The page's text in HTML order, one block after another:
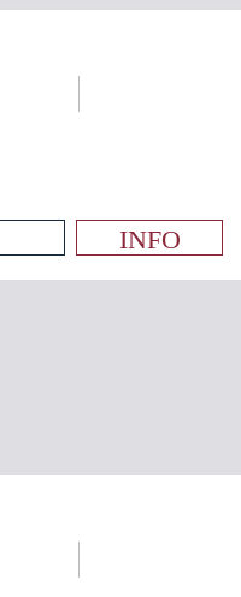
INFO